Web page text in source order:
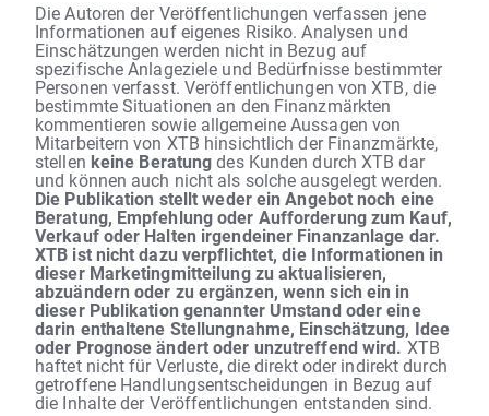
Die Autoren der Veröffentlichungen verfassen jene
Informationen auf eigenes Risiko. Analysen und
Einschätzungen werden nicht in Bezug auf
spezifische Anlageziele und Bedürfnisse bestimmter
Personen verfasst. Veröffentlichungen von XTB, die
bestimmte Situationen an den Finanzmärkten
kommentieren sowie allgemeine Aussagen von
Mitarbeitern von XTB hinsichtlich der Finanzmärkte,
stellen keine Beratungdes Kunden durch XTB dar
und können auch nicht als solche ausgelegt werden.
Die Publikation stellt weder ein Angebot noch eine
Beratung, Empfehlung oder Aufforderung zum Kauf,
Verkauf oder Halten irgendeiner Finanzanlage dar.
XTB ist nicht dazu verpflichtet, die Informationen in
dieser Marketingmitteilung zu aktualisieren,
abzuändern oder zu ergänzen, wenn sich ein in
dieser Publikation genannter Umstand oder eine
darin enthaltene Stellungnahme, Einschätzung, Idee
oder Prognose ändert oder unzutreffend wird. XTB
haftet nicht für Verluste, die direkt oder indirekt durch
getroffene Handlungsentscheidungen in Bezug auf
die Inhalte der Veröffentlichungen entstanden sind.